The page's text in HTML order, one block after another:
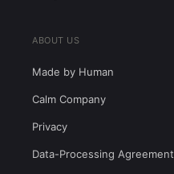
ABOUT US
Made by Human
Calm Company
Privacy
Data-Processing Agreement